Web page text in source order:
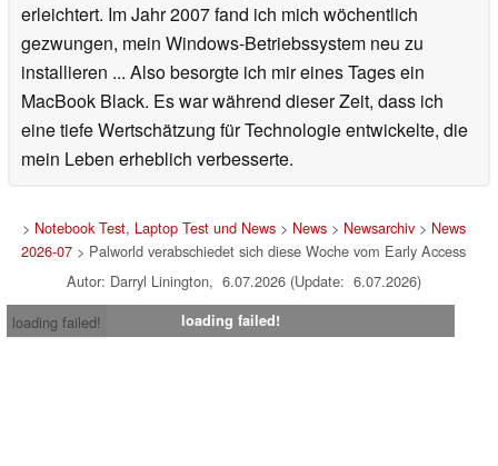
erleichtert. Im Jahr 2007 fand ich mich wöchentlich
gezwungen, mein Windows-Betriebssystem neu zu
installieren ... Also besorgte ich mir eines Tages ein
MacBook Black. Es war während dieser Zeit, dass ich
eine tiefe Wertschätzung für Technologie entwickelte, die
mein Leben erheblich verbesserte.
> Notebook Test, Laptop Test und News> News> Newsarchiv> News
2026-07 > Palworld verabschiedet sich diese Woche vom Early Access
Autor: Darryl Linington, 6.07.2026 (Update: 6.07.2026)
loading failed!
loading failed!